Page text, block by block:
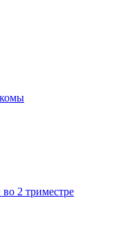
2 триместре